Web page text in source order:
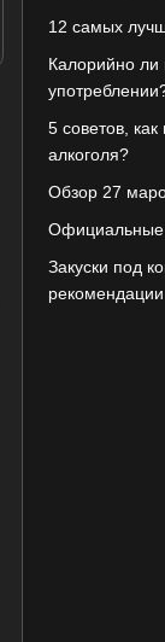
12 самых
Калорийно ли
5 советов,
алкоголя?
Обзор 27
Официальные
Закуски под
рекомендации